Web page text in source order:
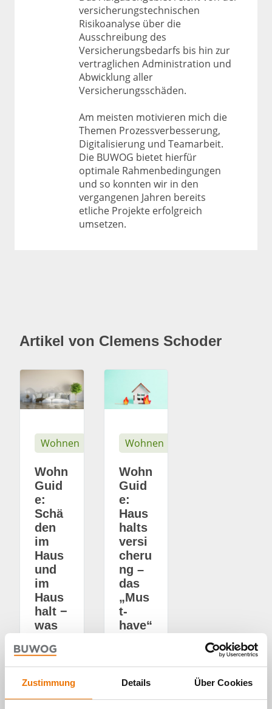
Zustimmung Details Über Cookies
versicherungstechnischen
Risikoanalyse über die
Ausschreibung des
Versicherungsbedarfs bis hin zur
vertraglichen Administration und
Abwicklung aller
Versicherungsschäden.
Am meisten motivieren mich die
Themen Prozessverbesserung,
Digitalisierung und Teamarbeit.
Die BUWOG bietet hierfür
optimale Rahmenbedingungen
und so konnten wir in den
vergangenen Jahren bereits
etliche Projekte erfolgreich
umsetzen.
Artikel von Clemens Schoder
Wohnen
Wohn
Guid
e:
Schä
den
im
Haus
und
im
Haus
halt −
was
27. 10.
von
Wohnen
Wohn
Guid
e:
Haus
halts
versi
cheru
ng –
das
„Mus
t-
have“
en
14. 09.
2021